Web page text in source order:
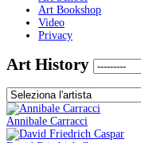
Art Bookshop
Video
Privacy
Art History
Annibale Carracci